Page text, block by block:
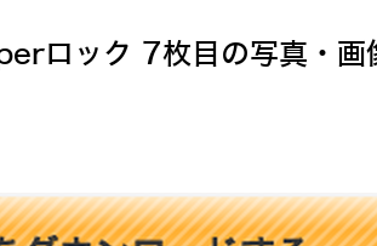
ロック 7枚目の写真・画